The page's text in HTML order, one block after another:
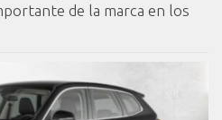
de la marca en los